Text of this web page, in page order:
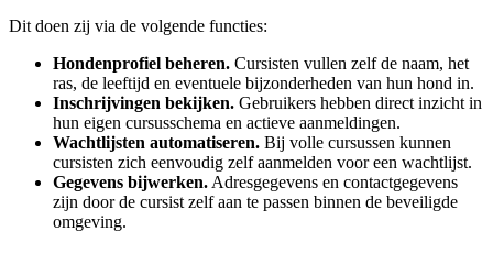
Dit doen zij via de volgende functies:
Hondenprofiel beheren. Cursisten vullen zelf de naam, het
ras, de leeftijd en eventuele bijzonderheden van hun hond in.
Inschrijvingen bekijken. Gebruikers hebben direct inzicht in
hun eigen cursusschema en actieve aanmeldingen.
Wachtlijsten automatiseren. Bij volle cursussen kunnen
cursisten zich eenvoudig zelf aanmelden voor een wachtlijst.
Gegevens bijwerken.Adresgegevens en contactgegevens
zijn door de cursist zelf aan te passen binnen de beveiligde
omgeving.